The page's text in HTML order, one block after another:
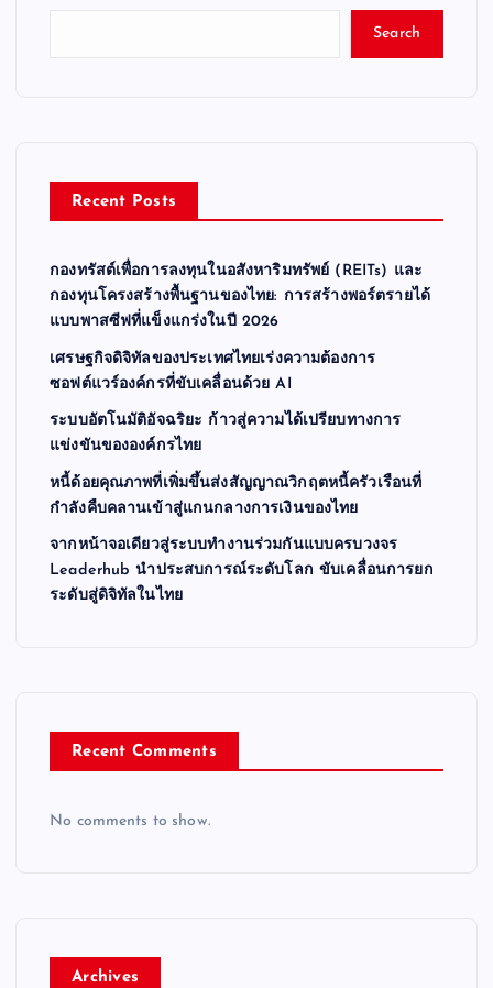
Search
Recent Posts
กองทรัสต์เพื่อการลงทุนในอสังหาริมทรัพย์ (REITs) และ
กองทุนโครงสร้างพื้นฐานของไทย: การสร้างพอร์ตรายได้
แบบพาสซีฟที่แข็งแกร่งในปี 2026
เศรษฐกิจดิจิทัลของประเทศไทยเร่งความต้องการ
ซอฟต์แวร์องค์กรที่ขับเคลื่อนด้วย AI
ระบบอัตโนมัติอัจฉริยะ ก้าวสู่ความได้เปรียบทางการ
แข่งขันขององค์กรไทย
หนี้ด้อยคุณภาพที่เพิ่มขึ้นส่งสัญญาณวิกฤตหนี้ครัวเรือนที่
กำลังคืบคลานเข้าสู่แกนกลางการเงินของไทย
จากหน้าจอเดียวสู่ระบบทำงานร่วมกันแบบครบวงจร
Leaderhub นำประสบการณ์ระดับโลก ขับเคลื่อนการยก
ระดับสู่ดิจิทัลในไทย
Recent Comments
No comments to show.
Archives